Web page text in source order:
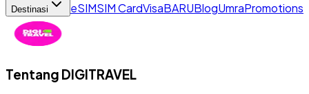
Destinasi eSIMSIM CardVisaBARUBlogUmraPromotions
Tentang DIGITRAVEL